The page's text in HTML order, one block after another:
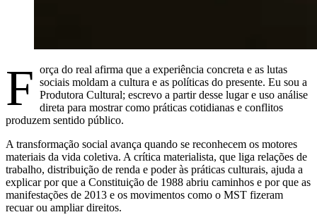
F orça do real afirma que a experiência concreta e as lutas
sociais moldam a cultura e as políticas do presente. Eu sou a
Produtora Cultural; escrevo a partir desse lugar e uso análise
direta para mostrar como práticas cotidianas e conflitos
produzem sentido público.
A transformação social avança quando se reconhecem os motores
materiais da vida coletiva. A crítica materialista, que liga relações de
trabalho, distribuição de renda e poder às práticas culturais, ajuda a
explicar por que a Constituição de 1988 abriu caminhos e por que as
manifestações de 2013 e os movimentos como o MST fizeram
recuar ou ampliar direitos.